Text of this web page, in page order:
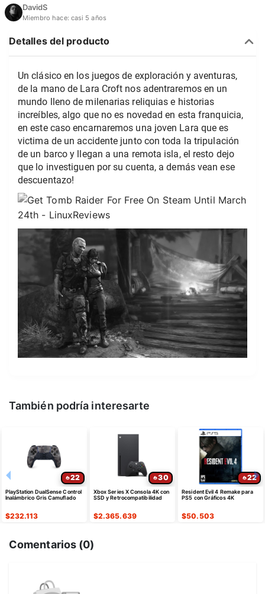
DavidS
Miembro hace: casi 5 años
Detalles del producto
Un clásico en los juegos de exploración y aventuras,
de la mano de Lara Croft nos adentraremos en un
mundo lleno de milenarias reliquias e historias
increíbles, algo que no es novedad en esta franquicia,
en este caso encarnaremos una joven Lara que es
victima de un accidente junto con toda la tripulación
de un barco y llegan a una remota isla, el resto dejo
que lo investiguen por su cuenta, a demás vean ese
descuentazo!
También podría interesarte
22
PlayStation DualSense Control
Inalámbrico Gris Camuflado
$232.113
30
Xbox Series X Consola 4K con
SSD y Retrocompatibilidad
$2.365.639
22
Resident Evil 4 Remake para
PS5 con Gráficos 4K
$50.503
Comentarios (0)